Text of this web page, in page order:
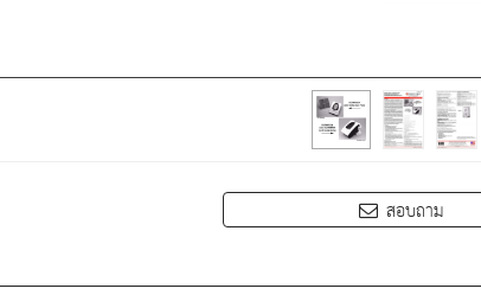
สอบถาม